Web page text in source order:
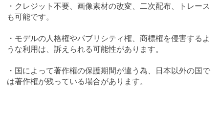
・クレジット不要、画像素材の改変、二次配布、トレース
も可能です。
・モデルの人格権やパブリシティ権、商標権を侵害するよ
うな利用は、訴えられる可能性があります。
・国によって著作権の保護期間が違う為、日本以外の国で
は著作権が残っている場合があります。